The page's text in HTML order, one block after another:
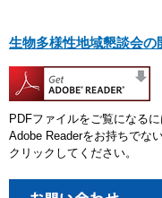
生物多様性地域懇談会
PDFファイルをご覧になる
Adobe Readerをお持ちでな
クリックしてください。